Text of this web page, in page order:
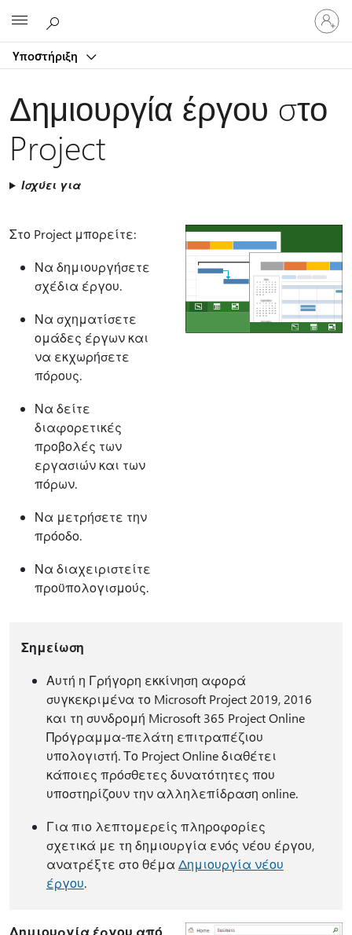
Υποστήριξη
Είσοδος
στον
Δημιουργία έργου στο
Project
Ισχύει για
Στο Project μπορείτε:
Να δημιουργήσετε
σχέδια έργου.
Να σχηματίσετε
ομάδες έργων και
να εκχωρήσετε
πόρους.
Να δείτε
διαφορετικές
προβολές των
εργασιών και των
πόρων.
Να μετρήσετε την
πρόοδο.
Να διαχειριστείτε
προϋπολογισμούς.
Σημείωση
Αυτή η Γρήγορη εκκίνηση αφορά
συγκεκριμένα το Microsoft Project 2019, 2016
και τη συνδρομή Microsoft 365 Project Online
Πρόγραμμα-πελάτη επιτραπέζιου
υπολογιστή. Το Project Online διαθέτει
κάποιες πρόσθετες δυνατότητες που
υποστηρίζουν την αλληλεπίδραση online.
Για πιο λεπτομερείς πληροφορίες
σχετικά με τη δημιουργία ενός νέου έργου,
ανατρέξτε στο θέμα Δημιουργία νέου
έργου.
Δημιουργία έργου από